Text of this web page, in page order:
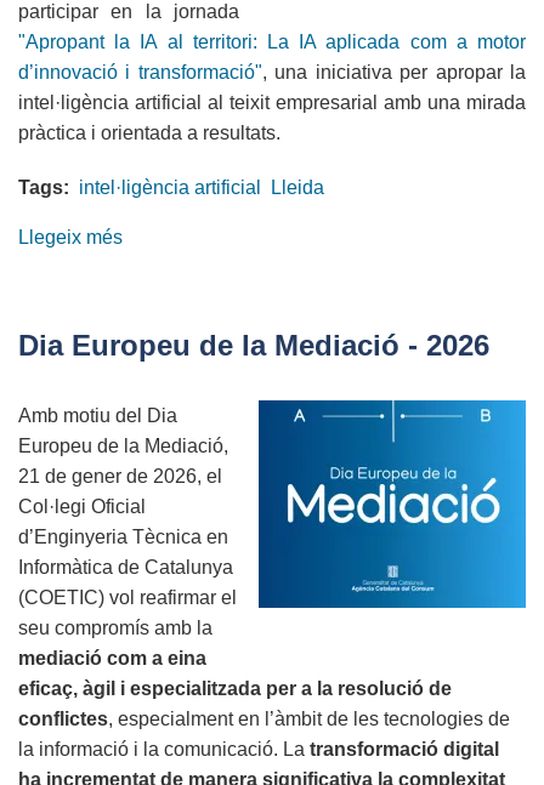
participar en la jornada
"Apropant la IA al territori: La IA aplicada com a motor
d’innovació i transformació", una iniciativa per apropar la
intel·ligència artificial al teixit empresarial amb una mirada
pràctica i orientada a resultats.
Tags: intel·ligència artificial Lleida
Llegeix més
al
La
IA
aplicada
com
a
motor
d’innovació
i
transformació.
Dia Europeu de la Mediació - 2026
Amb motiu del Dia
Europeu de la Mediació,
21 de gener de 2026, el
Col·legi Oficial
d’Enginyeria Tècnica en
Informàtica de Catalunya
(COETIC) vol reafirmar el
seu compromís amb la
mediació com a eina
eficaç, àgil i especialitzada per a la resolució de
conflictes, especialment en l’àmbit de les tecnologies de
la informació i la comunicació. La transformació digital
ha incrementat de manera significativa la complexitat